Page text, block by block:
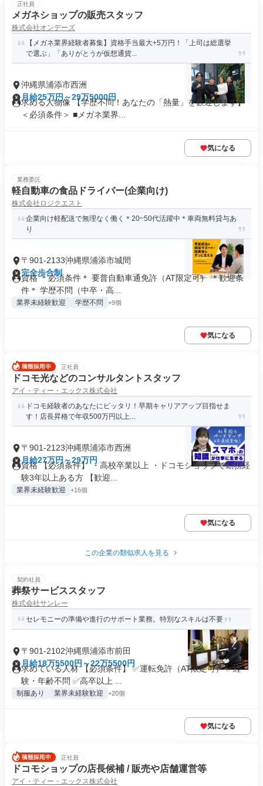
正社員
メガネショップの販売スタッフ
株式会社オンデーズ
【メガネ業界経験者募集】資格手当最大+5万円！「上司は総選挙
で選ぶ」「ありがとうが仮想通貨...
沖縄県浦添市西洲
月給25万円～29万5000円
求める人物像 【学歴不問！あなたの「熱量」を歓迎します】
＜必須条件＞ ■メガネ業界...
気になる
業務委託
軽自動車の食品ドライバー(企業向け)
株式会社ロジクエスト
企業向け軽配送で無理なく働く＊20~50代活躍中＊車両無料貸与あ
り
〒901-2133沖縄県浦添市城間
完全歩合制
資格 ＊必須条件＊ 要普自動車通免許（AT限定可） ＊歓迎条
件＊ 学歴不問（中卒・高...
業界未経験歓迎 学歴不問 +9個
気になる
正社員
ドコモ光などのコンサルタントスタッフ
アイ・ティー・エックス株式会社
ドコモ経験者のあなたにピッタリ！早期キャリアアップ目指せま
す！店長昇格で年収500万円以上...
〒901-2123沖縄県浦添市西洲
月給27万円～29万円
資格 【必須条件】 ・高校卒業以上 ・ドコモショップで勤務経
験3年以上ある方 【歓迎...
業界未経験歓迎 +16個
気になる
この企業の類似求人を見る
契約社員
葬祭サービススタッフ
株式会社サンレー
セレモニーの準備や進行のサポート業務。特別なスキルは不要
〒901-2102沖縄県浦添市前田
月給18万5500円～22万5500円
求めている人材 【必須条件】 ✅運転免許（AT限定可） ✅経
験・年齢不問 ✅高卒以上 ...
制服あり 業界未経験歓迎 +20個
気になる
正社員
ドコモショップの店長候補 / 販売や店舗運営等
アイ・ティー・エックス株式会社